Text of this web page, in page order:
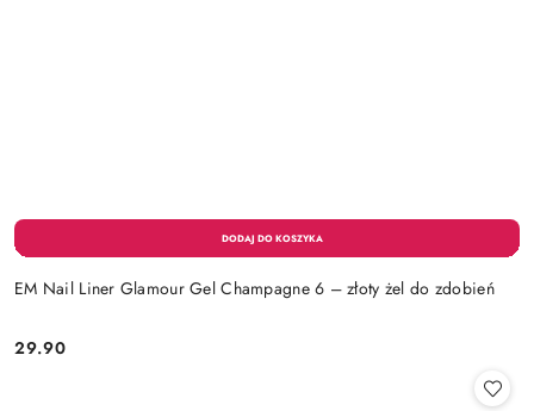
EM Nail Liner Glamour Gel Champagne 6 – złoty żel do zdobień
Cena:
29.90